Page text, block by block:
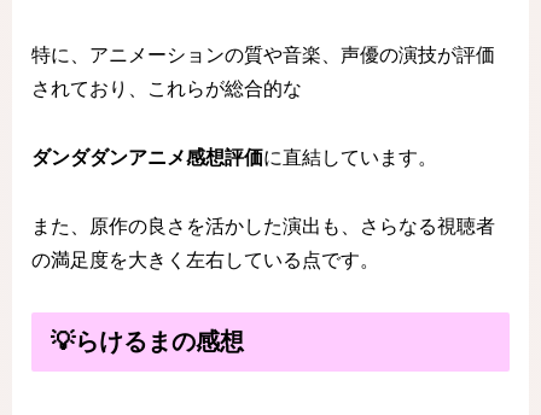
特に、アニメーションの質や音楽、声優の演技が評価
されており、これらが総合的な
ダンダダンアニメ感想評価に直結しています。
また、原作の良さを活かした演出も、さらなる視聴者
の満足度を大きく左右している点です。
💡らけるまの感想